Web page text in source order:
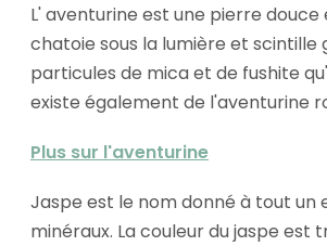
L' aventurine est une pierre douce
chatoie sous la lumière et scintille
particules de mica et de fushite
existe également de l'aventurine
Plus sur l'aventurine
Jaspe est le nom donné à tout un
minéraux. La couleur du jaspe est